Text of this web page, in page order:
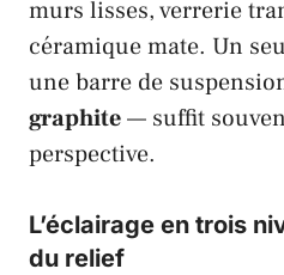
murs lisses, verrerie
céramique mate. Un
une barre de
graphite— suffit
perspective.
L’éclairage en trois
du relief